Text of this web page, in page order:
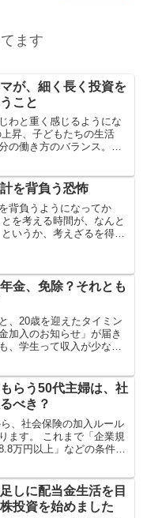
ます
が、細く長く投資を
こと
わと重く感じるようにな
昇、子どもたちの生活
の働き方のバランス。
気がする。死別してシン
き、世界の...
を背負う恐怖
背負うようになってか
を考える時間が、なんと
いうか、考えざるを得な
る。...
金、免除？それとも
、20歳を迎えたタイミン
加入のお知らせ」が届き
、学生って収入が少ない
が家でも、長男が20歳を
の問題に直...
らう50代主婦は、社
べき？
、社会保険の加入ルール
ます。 これまで「企業規
万円以上」などの条件が
ま働きたい」という人に
しに配当金生活を目
投資を始めました